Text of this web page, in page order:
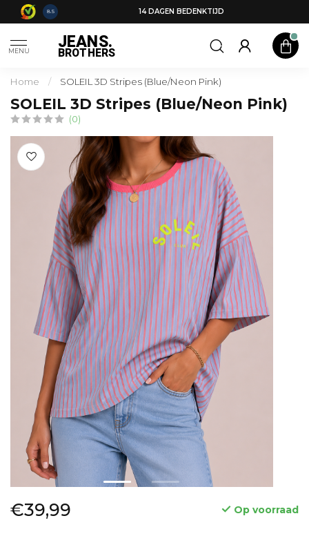
8.5 14 DAGEN BEDENKTIJD
MENU JEANS.
BROTHERS
Home / SOLEIL 3D Stripes (Blue/Neon Pink)
SOLEIL 3D Stripes (Blue/Neon Pink)
(0)
€39,99 Op voorraad